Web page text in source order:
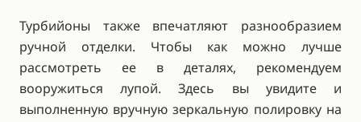
Турбийоны также впечатляют разнообразием
ручной отделки. Чтобы как можно лучше
рассмотреть ее в деталях, рекомендуем
вооружиться лупой. Здесь вы увидите и
выполненную вручную зеркальную полировку на